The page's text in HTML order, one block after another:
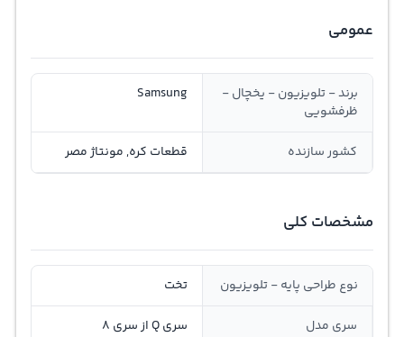
عمومی
برند - تلویزیون - یخچال -
ظرفشویی
Samsung
کشور سازنده قطعات کره, مونتاژ مصر
مشخصات کلی
نوع طراحی پایه - تلویزیون تخت
سری مدل سری Q از سری 8